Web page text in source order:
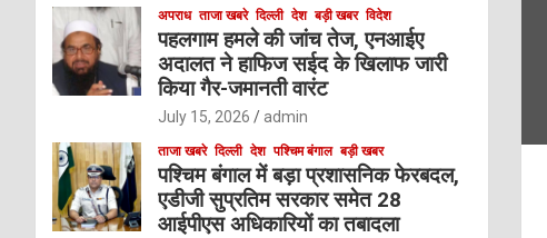
अपराध ताजा खबरे दिल्ली देश बड़ी खबर विदेश
पहलगाम हमले की जांच तेज, एनआईए
अदालत ने हाफिज सईद के खिलाफ जारी
किया गैर-जमानती वारंट
July 15, 2026 admin
ताजा खबरे दिल्ली देश पश्चिम बंगाल बड़ी खबर
पश्चिम बंगाल में बड़ा प्रशासनिक फेरबदल,
एडीजी सुप्रतिम सरकार समेत 28
आईपीएस अधिकारियों का तबादला